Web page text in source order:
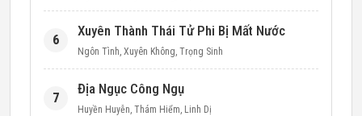
6
Xuyên Thành Thái Tử Phi Bị Mất Nước
Ngôn Tình, Xuyên Không, Trọng Sinh
7
Địa Ngục Công Ngụ
Huyền Huyễn, Thám Hiểm, Linh Dị